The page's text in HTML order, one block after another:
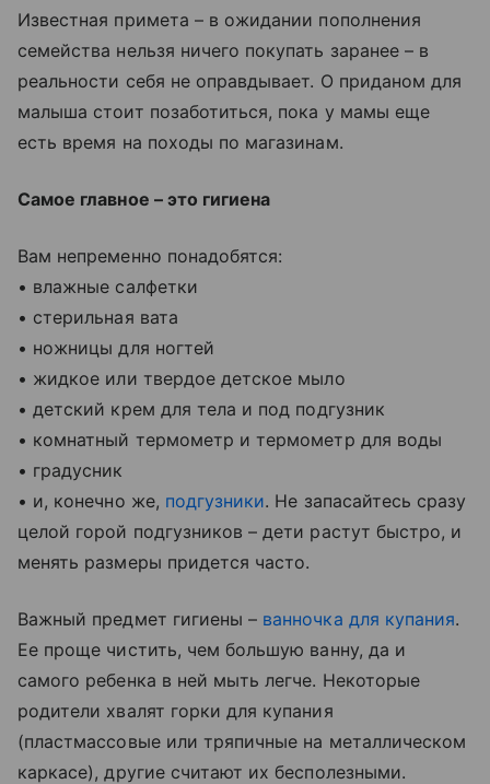
Известная примета – в ожидании пополнения
семейства нельзя ничего покупать заранее – в
реальности себя не оправдывает. О приданом для
малыша стоит позаботиться, пока у мамы еще
есть время на походы по магазинам.
Самое главное – это гигиена
Вам непременно понадобятся:
• влажные салфетки
• стерильная вата
• ножницы для ногтей
• жидкое или твердое детское мыло
• детский крем для тела и под подгузник
• комнатный термометр и термометр для воды
• градусник
• и, конечно же, подгузники. Не запасайтесь сразу
целой горой подгузников – дети растут быстро, и
менять размеры придется часто.
Важный предмет гигиены – ванночка для купания.
Ее проще чистить, чем большую ванну, да и
самого ребенка в ней мыть легче. Некоторые
родители хвалят горки для купания
(пластмассовые или тряпичные на металлическом
каркасе), другие считают их бесполезными.